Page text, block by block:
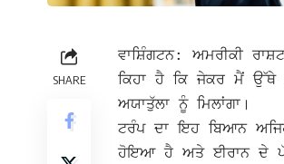
SHARE
ਵਾਸ਼ਿੰਗਟਨ: ਅਮਰੀਕੀ
ਕਿਹਾ ਹੈ ਕਿ ਜੇਕਰ ਮੈਂ ਉੱਥੇ
ਅਯਾਤੁੱਲਾ ਨੂੰ ਮਿਲਾਂਗਾ।
ਟਰੰਪ ਦਾ ਇਹ ਬਿਆਨ
ਹੋਇਆ ਹੈ ਅਤੇ ਈਰਾਨ ਦੇ ਪੱਖ